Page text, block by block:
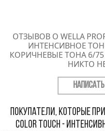
ОТЗЫВОВ О WELLA
ИНТЕНСИВНОЕ
КОРИЧНЕВЫЕ ТОНА 6/
НИКТО
Покупатели, которые
Color Touch -